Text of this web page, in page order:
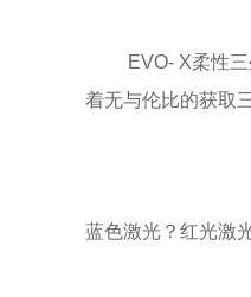
EVO- X柔性三坐
着无与伦比的获取
蓝色激光？红光激